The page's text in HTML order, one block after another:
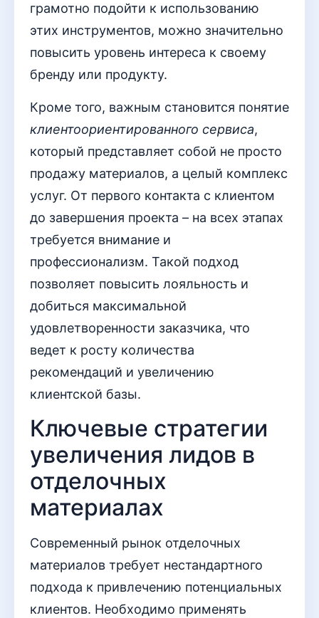
грамотно подойти к использованию
этих инструментов, можно значительно
повысить уровень интереса к своему
бренду или продукту.
Кроме того, важным становится понятие
клиентоориентированного сервиса,
который представляет собой не просто
продажу материалов, а целый комплекс
услуг. От первого контакта с клиентом
до завершения проекта – на всех этапах
требуется внимание и
профессионализм. Такой подход
позволяет повысить лояльность и
добиться максимальной
удовлетворенности заказчика, что
ведет к росту количества
рекомендаций и увеличению
клиентской базы.
Ключевые стратегии
увеличения лидов в
отделочных
материалах
Современный рынок отделочных
материалов требует нестандартного
подхода к привлечению потенциальных
клиентов. Необходимо применять